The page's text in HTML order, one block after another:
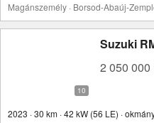
Magánszemély · Borsod-Abaúj-
Suzuki
2 050 000
2023 · 30 km · 42 kW (56 LE) ·